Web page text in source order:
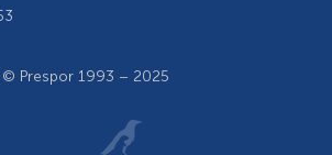
© Prespor 1993 – 2025